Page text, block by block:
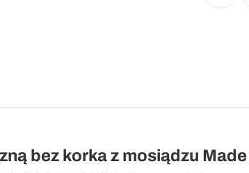
bez korka z mosiądzu Made